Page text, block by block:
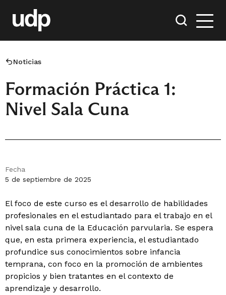
Noticias
Formación Práctica 1:
Nivel Sala Cuna
Fecha
5 de septiembre de 2025
El foco de este curso es el desarrollo de habilidades
profesionales en el estudiantado para el trabajo en el
nivel sala cuna de la Educación parvularia. Se espera
que, en esta primera experiencia, el estudiantado
profundice sus conocimientos sobre infancia
temprana, con foco en la promoción de ambientes
propicios y bien tratantes en el contexto de
aprendizaje y desarrollo.